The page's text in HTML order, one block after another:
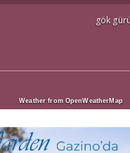
gök
Weather from OpenWeatherMap